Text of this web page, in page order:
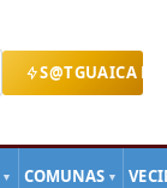
S@TGUAICA
▼ COMUNAS ▼